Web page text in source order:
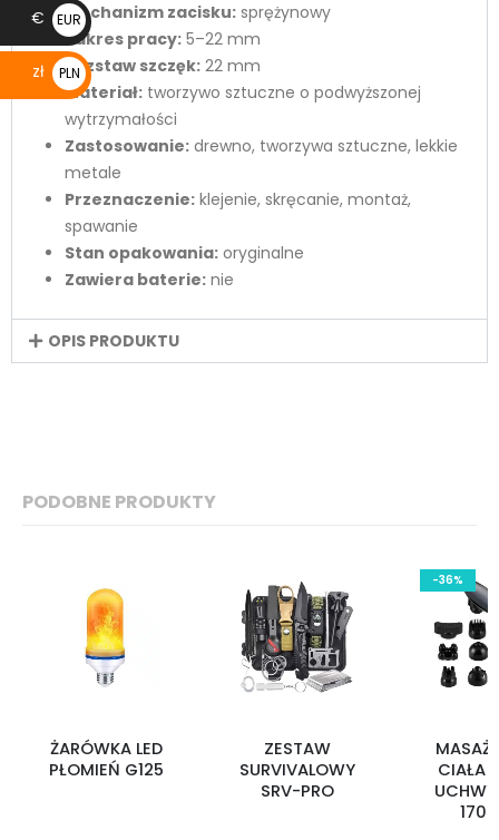
Mechanizm zacisku: sprężynowy
Zakres pracy: 5–22 mm
Rozstaw szczęk: 22 mm
Materiał: tworzywo sztuczne o podwyższonej
wytrzymałości
Zastosowanie: drewno, tworzywa sztuczne, lekkie
metale
Przeznaczenie: klejenie, skręcanie, montaż,
spawanie
Stan opakowania: oryginalne
Zawiera baterie: nie
OPIS PRODUKTU
PODOBNE PRODUKTY
ŻARÓWKA LED
PŁOMIEŃ G125
ZESTAW
SURVIVALOWY
SRV-PRO
-36%
CIAŁA
€
EUR
€
zł
PLN
zł